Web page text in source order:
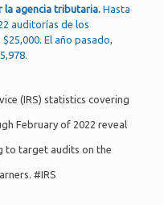
la agencia tributaria. Hasta
auditorías de los
El año pasado,
(IRS) statistics covering
February of 2022 reveal
to target audits on the
#IRS